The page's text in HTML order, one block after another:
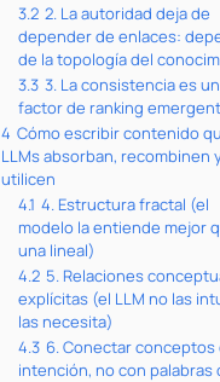
3.2 2. La autoridad deja de
depender de enlaces:
de la topología del
3.3 3. La consistencia es un
factor de ranking
4 Cómo escribir contenido
LLMs absorban, recombinen
utilicen
4.1 4. Estructura fractal (el
modelo la entiende mejor
una lineal)
4.2 5. Relaciones
explícitas (el LLM no las
las necesita)
4.3 6. Conectar conceptos
intención, no con palabras